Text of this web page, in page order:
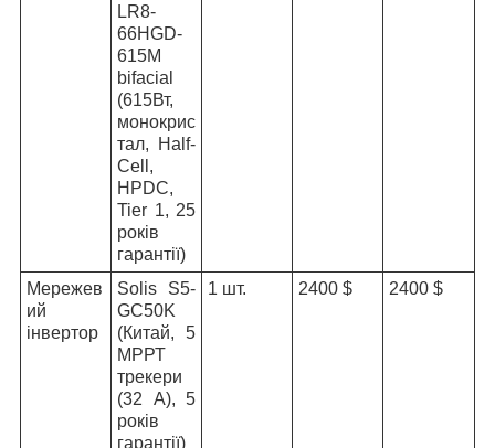
LR8-
66HGD-
615M
bifacial
(615Вт,
монокрис
тал, Half-
Cell,
HPDC,
Tier 1, 25
років
гарантії)
Мережев
ий
інвертор
Solis S5-
GC50K
(Китай, 5
МРРТ
трекери
(32 А), 5
років
гарантії)
1 шт. 2400 $ 2400 $